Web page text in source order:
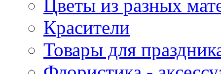
Цветы из разных
Красители
Товары для